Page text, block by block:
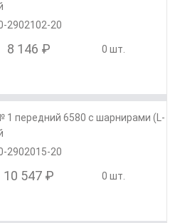
2902102-20
8 146 ₽ 0 шт.
1 передний 6580 с шарнирами (L-
2902015-20
10 547 ₽ 0 шт.